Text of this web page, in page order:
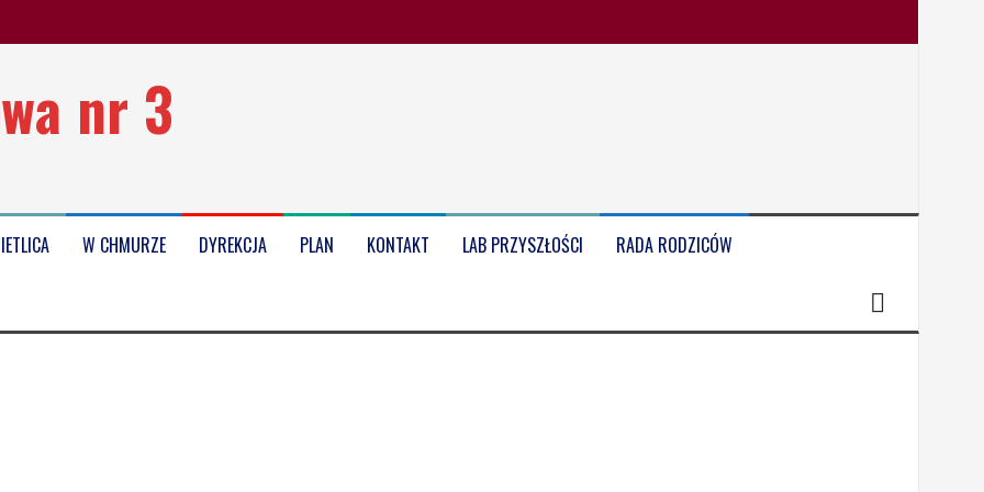
nr 3
W CHMURZE DYREKCJA PLAN KONTAKT LAB PRZYSZŁOŚCI RADA RODZICÓW